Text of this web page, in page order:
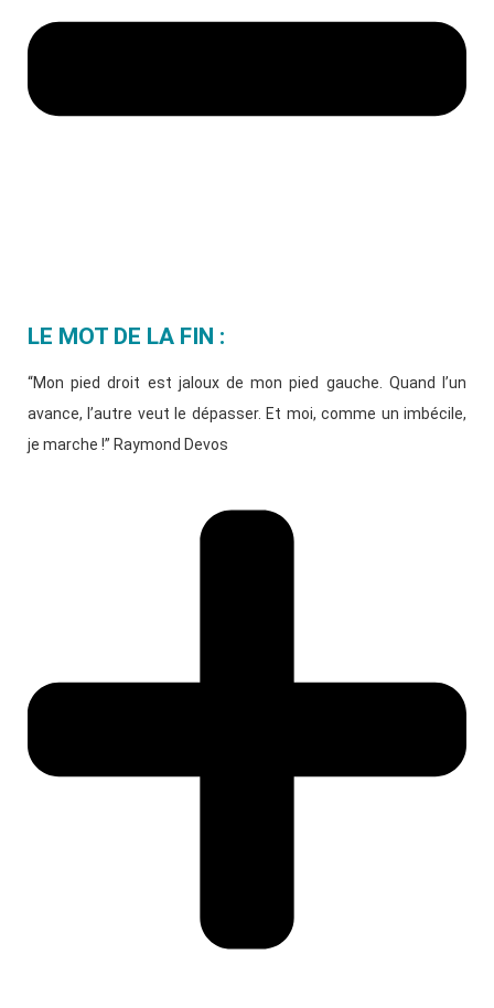
LE MOT DE LA FIN :
“Mon pied droit est jaloux de mon pied gauche. Quand l’un
avance, l’autre veut le dépasser. Et moi, comme un imbécile,
je marche !” Raymond Devos